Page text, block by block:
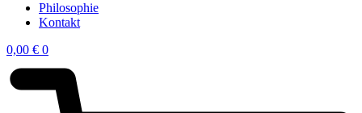
Philosophie
Kontakt
0,00 € 0